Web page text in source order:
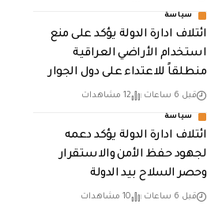
سياسة
ائتلاف ادارة الدولة يؤكد على منع
استخدام الأراضي العراقية
منطلقاً للاعتداء على دول الجوار
قبل 6 ساعات 12 مشاهدات
سياسة
ائتلاف ادارة الدولة يؤكد دعمه
لجهود حفظ الأمن والاستقرار
وحصر السلاح بيد الدولة
قبل 6 ساعات 10 مشاهدات